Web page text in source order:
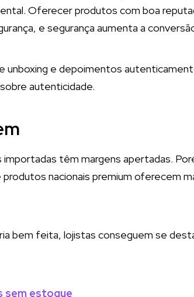
Oferecer produtos com boa
e segurança aumenta a
unboxing e depoimentos
autenticidade.
importadas têm margens apertadas.
nacionais premium oferecem
bem feita, lojistas conseguem se
sem estoque